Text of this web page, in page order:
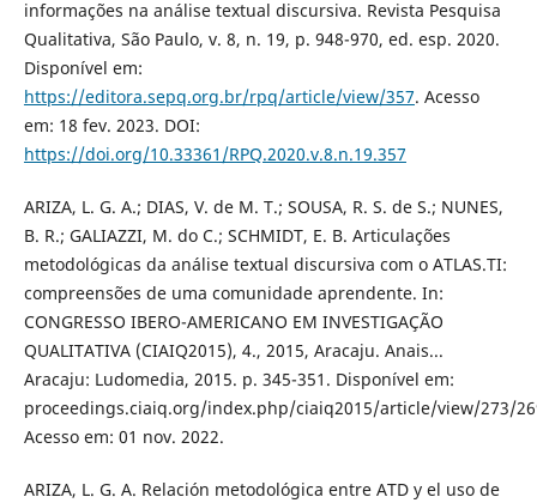
informações na análise textual discursiva. Revista Pesquisa
Qualitativa, São Paulo, v. 8, n. 19, p. 948-970, ed. esp. 2020.
Disponível em:
https://editora.sepq.org.br/rpq/article/view/357. Acesso
em: 18 fev. 2023. DOI:
https://doi.org/10.33361/RPQ.2020.v.8.n.19.357
ARIZA, L. G. A.; DIAS, V. de M. T.; SOUSA, R. S. de S.; NUNES,
B. R.; GALIAZZI, M. do C.; SCHMIDT, E. B. Articulações
metodológicas da análise textual discursiva com o ATLAS.TI:
compreensões de uma comunidade aprendente. In:
CONGRESSO IBERO-AMERICANO EM INVESTIGAÇÃO
QUALITATIVA (CIAIQ2015), 4., 2015, Aracaju. Anais...
Aracaju: Ludomedia, 2015. p. 345-351. Disponível em:
proceedings.ciaiq.org/index.php/ciaiq2015/article/view/273/
Acesso em: 01 nov. 2022.
ARIZA, L. G. A. Relación metodológica entre ATD y el uso de